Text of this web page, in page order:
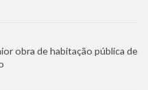
obra de habitação pública de